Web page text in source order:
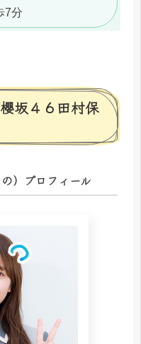
分
坂４６田村保
）プロフィール